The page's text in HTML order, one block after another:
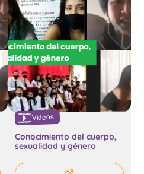
Videos
Conocimiento del cuerpo,
sexualidad y género